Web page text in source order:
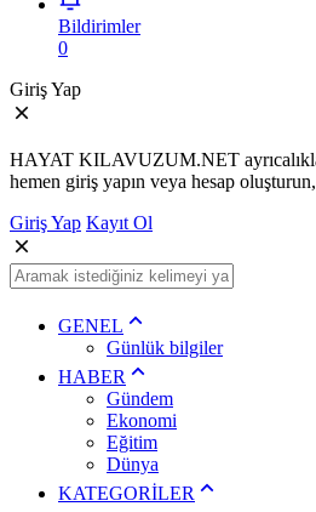
Bildirimler
0
Giriş Yap
HAYAT KILAVUZUM.NET
hemen giriş yapın veya hesap
Giriş Yap Kayıt Ol
GENEL
Günlük bilgiler
HABER
Gündem
Ekonomi
Eğitim
Dünya
KATEGORİLER